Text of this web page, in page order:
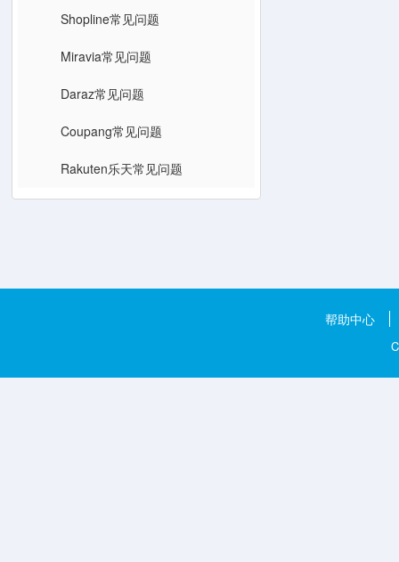
Shopline常见问题
Miravia常见问题
Daraz常见问题
Coupang常见问题
Rakuten乐天常见问题
帮助中心